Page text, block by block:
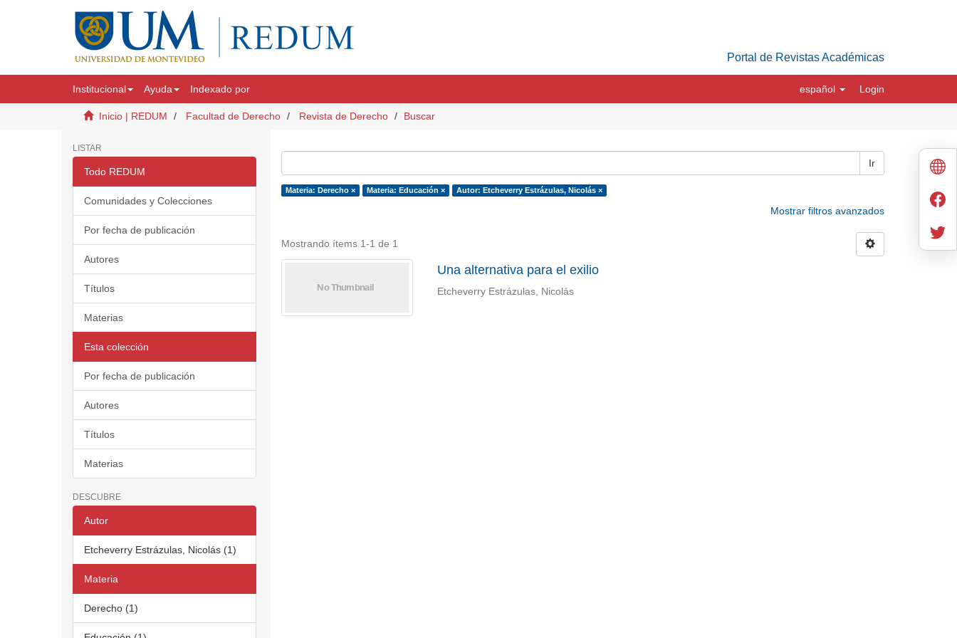
Portal de Revistas Académicas
Institucional Ayuda Indexado por español Login
Inicio | REDUM Facultad de Derecho Revista de Derecho Buscar
LISTAR
Todo REDUM
Comunidades y Colecciones
Por fecha de publicación
Autores
Títulos
Materias
Esta colección
Por fecha de publicación
Autores
Títulos
Materias
DESCUBRE
Autor
Etcheverry Estrázulas, Nicolás (1)
Materia
Derecho (1)
Ir
Materia: Derecho × Materia: Educación × Autor: Etcheverry Estrázulas, Nicolás ×
Mostrar filtros avanzados
Mostrando ítems 1-1 de 1
Una alternativa para el exilio
Etcheverry Estrázulas, Nicolás